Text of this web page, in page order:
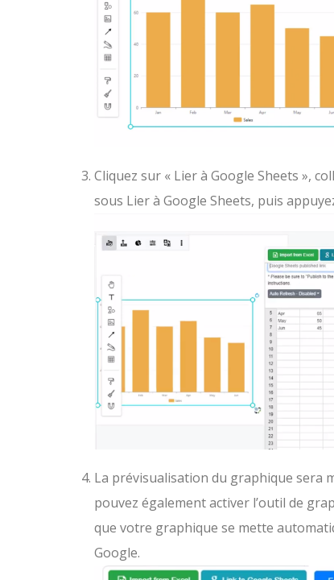
Cliquez sur « Lier à Google Sheets »,
sous Lier à Google Sheets, puis
La prévisualisation du graphique sera
pouvez également activer l’outil de
que votre graphique se mette
Google.